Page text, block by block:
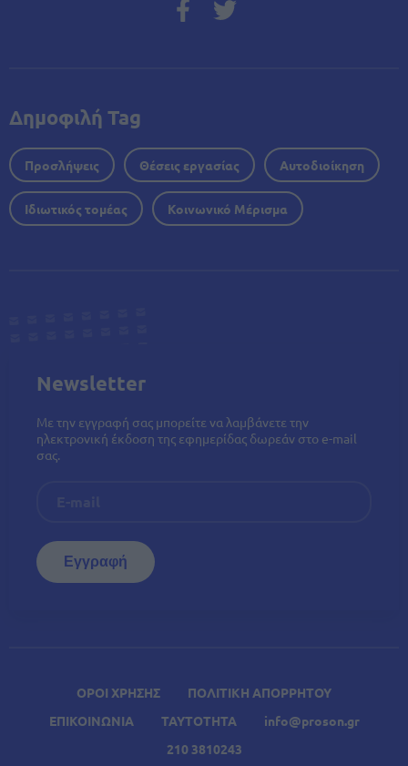
ΟΡΟΙ ΧΡΗΣΗΣ
ΠΟΛΙΤΙΚΗ ΑΠΟΡΡΗΤΟΥ
ΕΠΙΚΟΙΝΩΝΙΑ
ΤΑΥΤΟΤΗΤΑ
info@proson.gr
210 3810243
Δημοφιλή Tag
Προσλήψεις Θέσεις εργασίας Αυτοδιοίκηση
Ιδιωτικός τομέας Κοινωνικό Μέρισμα
Newsletter
Με την εγγραφή σας μπορείτε να λαμβάνετε την
ηλεκτρονική έκδοση της εφημερίδας δωρεάν στο e-mail
σας.